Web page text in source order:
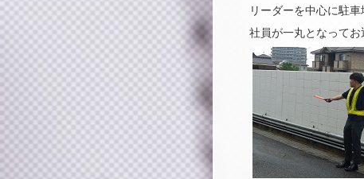
リーダーを中心に駐
社員が一丸となってお